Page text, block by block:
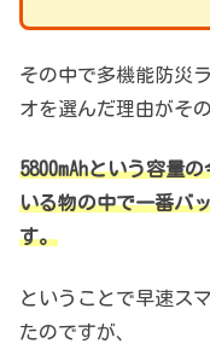
その中で多機能防災
オを選んだ理由がそ
5800mAhという容量
いる物の中で一番バ
す。
ということで早速ス
たのですが、